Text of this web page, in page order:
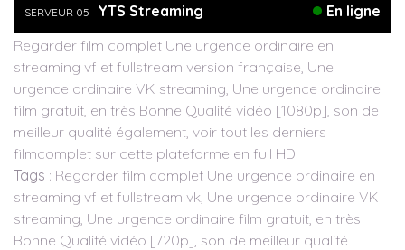
SERVEUR 05 YTS Streaming
En ligne
Regarder film complet Une urgence ordinaire en
streaming vf et fullstream version française, Une
urgence ordinaire VK streaming, Une urgence ordinaire
film gratuit, en très Bonne Qualité vidéo [1080p], son de
meilleur qualité également, voir tout les derniers
filmcomplet sur cette plateforme en full HD.
Tags : Regarder film complet Une urgence ordinaire en
streaming vf et fullstream vk, Une urgence ordinaire VK
streaming, Une urgence ordinaire film gratuit, en très
Bonne Qualité vidéo [720p], son de meilleur qualité